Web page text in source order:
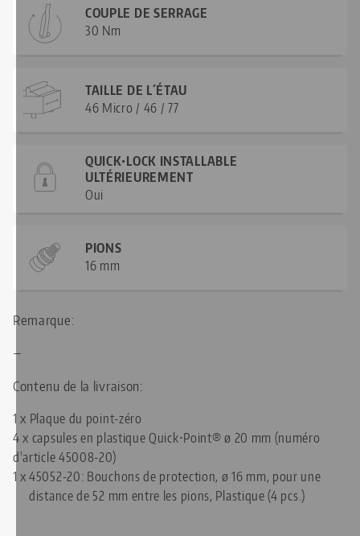
COUPLE DE SERRAGE
30 Nm
TAILLE DE L´ÉTAU
46 Micro / 46 / 77
QUICK•LOCK INSTALLABLE
ULTÉRIEUREMENT
Oui
PIONS
16 mm
Remarque:
—
Contenu de la livraison:
1 x Plaque du point-zéro
4 x capsules en plastique Quick•Point® ø 20 mm (numéro
d'article 45008-20)
1 x 45052-20: Bouchons de protection, ø 16 mm, pour une
distance de 52 mm entre les pions, Plastique (4 pcs.)